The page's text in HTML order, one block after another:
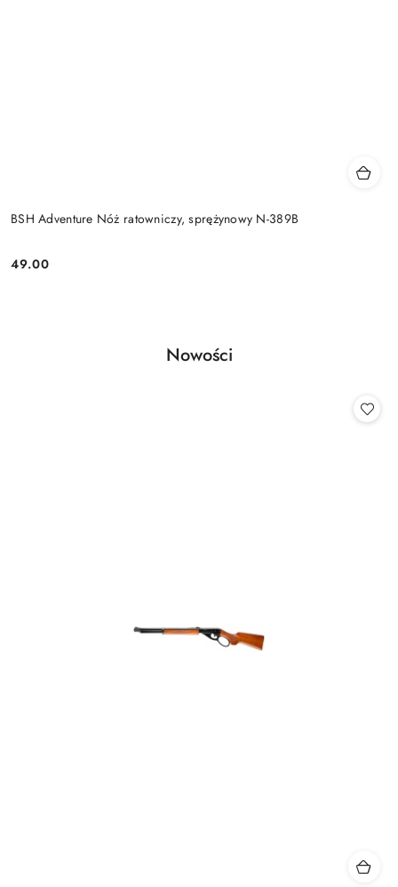
BSH Adventure Nóż ratowniczy, sprężynowy N-389B
Cena:
49.00
Pomiń karuzelę produktów
Produkty
Nowości